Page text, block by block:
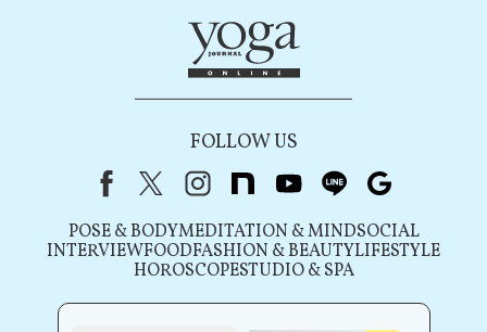
FOLLOW US
FacebookX（旧Twitter）
instagram
note youtubeline
POSE & BODYMEDITATION & MINDSOCIAL
INTERVIEWFOODFASHION & BEAUTYLIFESTYLE
HOROSCOPESTUDIO & SPA